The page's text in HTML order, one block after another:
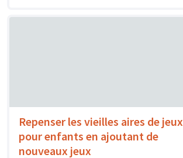
Repenser les vieilles aires de jeux
pour enfants en ajoutant de
nouveaux jeux